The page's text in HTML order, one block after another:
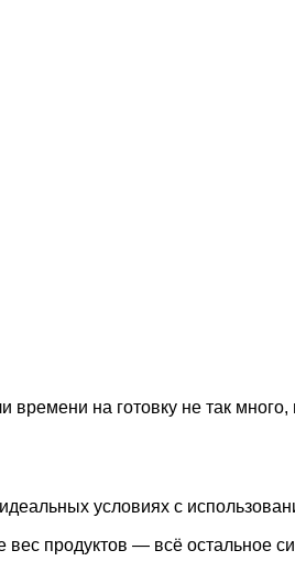
на готовку не так
условиях с
продуктов — всё остальное